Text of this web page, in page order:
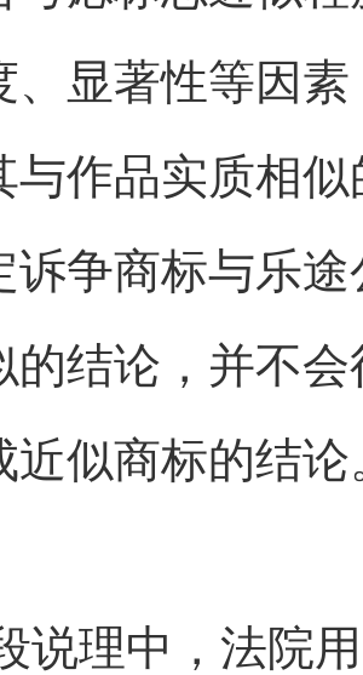
、显著性等因
与作品实质相
诉争商标与乐
的结论，并不
近似商标的结论
说理中，法院